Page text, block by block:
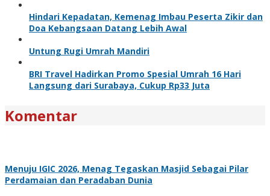
Hindari Kepadatan, Kemenag Imbau Peserta Zikir dan
Doa Kebangsaan Datang Lebih Awal
Untung Rugi Umrah Mandiri
BRI Travel Hadirkan Promo Spesial Umrah 16 Hari
Langsung dari Surabaya, Cukup Rp33 Juta
Komentar
Menuju IGIC 2026, Menag Tegaskan Masjid Sebagai Pilar
Perdamaian dan Peradaban Dunia